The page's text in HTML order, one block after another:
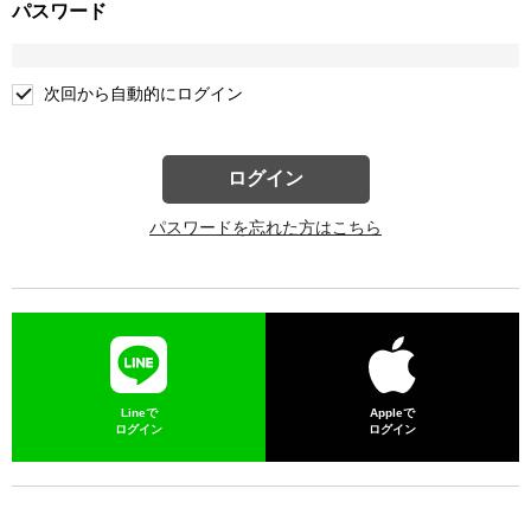
パスワード
次回から自動的にログイン
ログイン
パスワードを忘れた方はこちら
Lineで
ログイン
Appleで
ログイン